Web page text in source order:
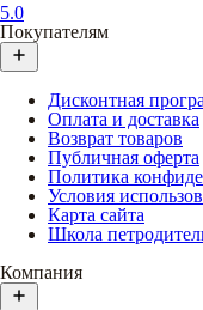
5.0
Покупателям
Дисконтная
Оплата и доставка
Возврат товаров
Публичная оферта
Политика
Условия
Карта сайта
Школа
Компания